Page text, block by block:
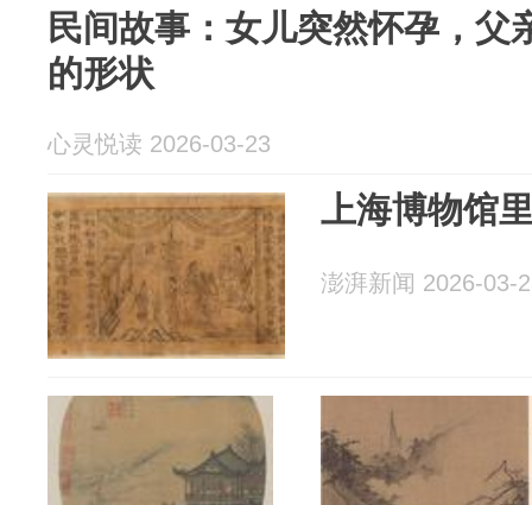
民间故事：女儿突然怀孕，父
的形状
心灵悦读 2026-03-23
上海博物馆
澎湃新闻 2026-03-